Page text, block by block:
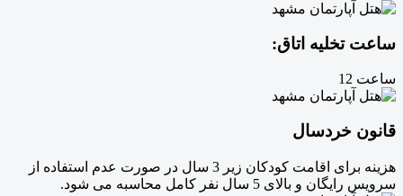
ساعت تخلیه اتاق:
ساعت 12
قانون خردسال
هزینه برای اقامت کودکان زیر 3 سال در صورت عدم استفاده از
سرویس رایگان و بالای 5 سال نفر کامل محاسبه می شود.